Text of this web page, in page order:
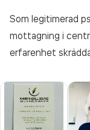
Som legitimerad
mottagning i
erfarenhet
trauma och P
EMDR, även
KBT, Prolonged